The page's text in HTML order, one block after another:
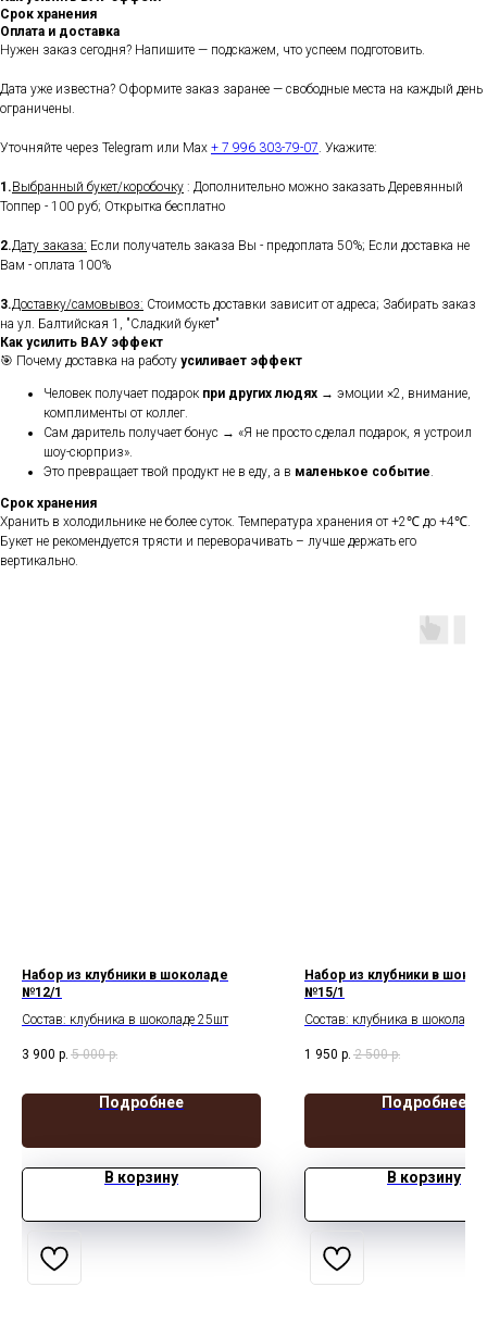
Срок хранения
Оплата и доставка
Нужен заказ сегодня? Напишите — подскажем, что успеем подготовить.
Дата уже известна? Оформите заказ заранее — свободные места на каждый день
ограничены.
Уточняйте через Telegram или Max + 7 996 303-79-07. Укажите:
1.Выбранный букет/коробочку : Дополнительно можно заказать Деревянный
Топпер - 100 руб; Открытка бесплатно
2.Дату заказа: Если получатель заказа Вы - предоплата 50%; Если доставка не
Вам - оплата 100%
3.Доставку/самовывоз: Стоимость доставки зависит от адреса; Забирать заказ
на ул. Балтийская 1, "Сладкий букет"
Как усилить ВАУ эффект
🎯 Почему доставка на работу усиливает эффект
Человек получает подарок при других людях → эмоции ×2, внимание,
комплименты от коллег.
Сам даритель получает бонус → «Я не просто сделал подарок, я устроил
шоу-сюрприз».
Это превращает твой продукт не в еду, а в маленькое событие.
Срок хранения
Хранить в холодильнике не более суток. Температура хранения от +2℃ до +4℃.
Букет не рекомендуется трясти и переворачивать – лучше держать его
вертикально.
Набор из клубники в шоколаде
№12/1
Состав: клубника в шоколаде 25шт
3 900 р. 5 000 р.
Подробнее
В корзину
Набор из клубники в
№15/1
Состав: клубника в шоколаде
Крышка с вырезом сердце
1 950 р. 2 500 р.
Подробнее
В корзину